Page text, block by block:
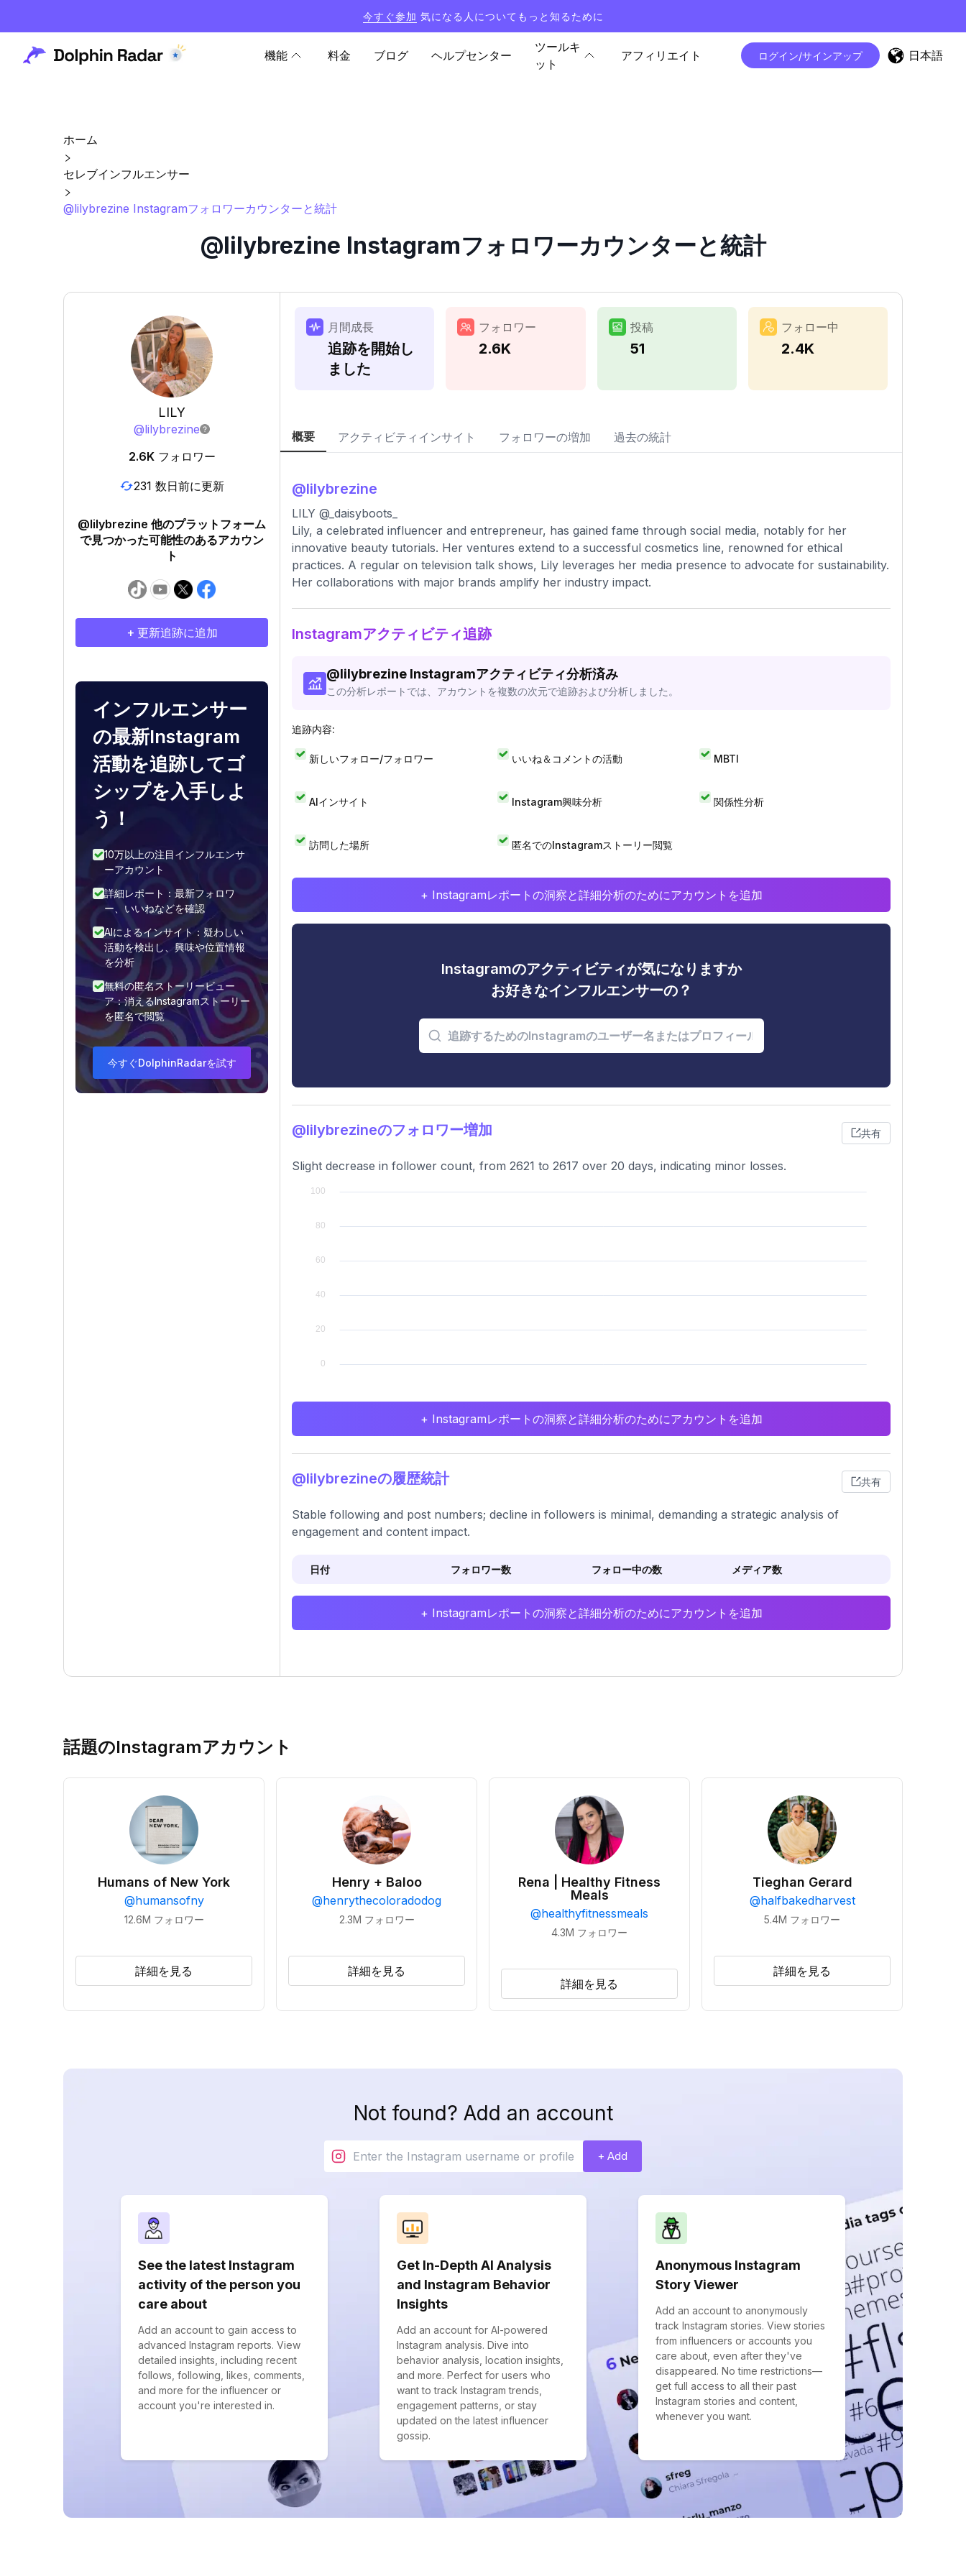
今すぐ参加 気になる人についてもっと知るために
機能 料金 ブログ ヘルプセンター
ツールキ
ット
アフィリエイト ログイン/サインアップ 日本語
ホーム
セレブインフルエンサー
@lilybrezine Instagramフォロワーカウンターと統計
@lilybrezine Instagramフォロワーカウンターと統計
LILY
@lilybrezine
2.6K フォロワー
231 数日前に更新
@lilybrezine 他のプラットフォーム
で見つかった可能性のあるアカウン
ト
+ 更新追跡に追加
インフルエンサー
の最新Instagram
活動を追跡してゴ
シップを入手しよ
う！
10万以上の注目インフルエンサ
ーアカウント
詳細レポート：最新フォロワ
ー、いいねなどを確認
AIによるインサイト：疑わしい
活動を検出し、興味や位置情報
を分析
無料の匿名ストーリービュー
ア：消えるInstagramストーリー
を匿名で閲覧
今すぐDolphinRadarを試す
月間成長
追跡を開始し
ました
フォロワー
2.6K
投稿
51
フォロー中
2.4K
概要 アクティビティインサイト フォロワーの増加 過去の統計
@lilybrezine
LILY @_daisyboots_
Lily, a celebrated influencer and entrepreneur, has gained fame through social media, notably for her
innovative beauty tutorials. Her ventures extend to a successful cosmetics line, renowned for ethical
practices. A regular on television talk shows, Lily leverages her media presence to advocate for sustainability.
Her collaborations with major brands amplify her industry impact.
Instagramアクティビティ追跡
@lilybrezine Instagramアクティビティ分析済み
この分析レポートでは、アカウントを複数の次元で追跡および分析しました。
追跡内容:
新しいフォロー/フォロワー いいね＆コメントの活動 MBTI
AIインサイト Instagram興味分析 関係性分析
訪問した場所 匿名でのInstagramストーリー閲覧
+ Instagramレポートの洞察と詳細分析のためにアカウントを追加
Instagramのアクティビティが気になりますか
お好きなインフルエンサーの？
@lilybrezineのフォロワー増加 共有
Slight decrease in follower count, from 2621 to 2617 over 20 days, indicating minor losses.
+ Instagramレポートの洞察と詳細分析のためにアカウントを追加
@lilybrezineの履歴統計 共有
Stable following and post numbers; decline in followers is minimal, demanding a strategic analysis of
engagement and content impact.
日付 フォロワー数 フォロー中の数 メディア数
+ Instagramレポートの洞察と詳細分析のためにアカウントを追加
話題のInstagramアカウント
Humans of New York
@humansofny
12.6M フォロワー
詳細を見る
Henry + Baloo
@henrythecoloradodog
2.3M フォロワー
詳細を見る
Rena | Healthy Fitness
Meals
@healthyfitnessmeals
4.3M フォロワー
詳細を見る
Tieghan Gerard
@halfbakedharvest
5.4M フォロワー
詳細を見る
Not found? Add an account
+ Add
See the latest Instagram
activity of the person you
care about
Add an account to gain access to
advanced Instagram reports. View
detailed insights, including recent
follows, following, likes, comments,
and more for the influencer or
account you're interested in.
Get In-Depth AI Analysis
and Instagram Behavior
Insights
Add an account for AI-powered
Instagram analysis. Dive into
behavior analysis, location insights,
and more. Perfect for users who
want to track Instagram trends,
engagement patterns, or stay
updated on the latest influencer
gossip.
Anonymous Instagram
Story Viewer
Add an account to anonymously
track Instagram stories. View stories
from influencers or accounts you
care about, even after they've
disappeared. No time restrictions—
get full access to all their past
Instagram stories and content,
whenever you want.